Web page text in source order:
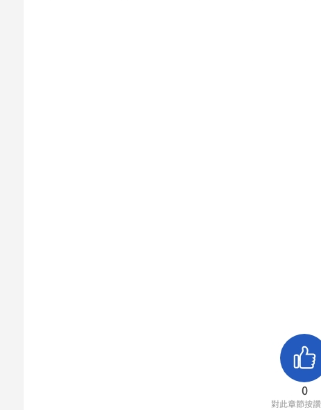
0
對此章節按